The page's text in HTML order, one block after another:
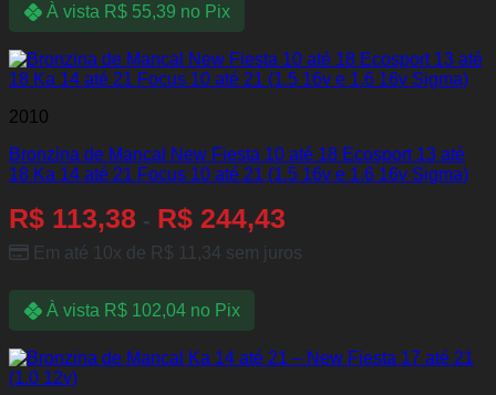
À vista R$55,39 no Pix
2010
Bronzina de Mancal New Fiesta 10 até 18 Ecosport 13 até
18 Ka 14 até 21 Focus 10 até 21 (1.5 16v e 1.6 16v Sigma)
R$ 113,38 - R$ 244,43
Em até 10x de R$ 11,34 sem juros
À vista R$102,04 no Pix